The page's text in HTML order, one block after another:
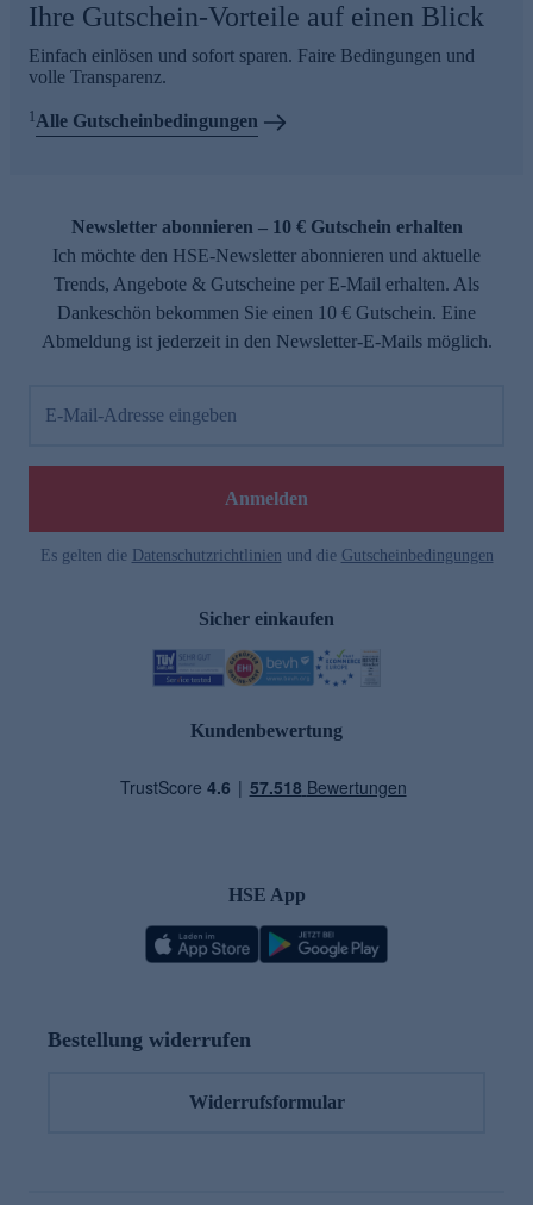
Ihre Gutschein-Vorteile auf einen Blick
Einfach einlösen und sofort sparen. Faire Bedingungen und
volle Transparenz.
1Alle Gutscheinbedingungen
Newsletter abonnieren – 10 € Gutschein erhalten
Ich möchte den HSE-Newsletter abonnieren und aktuelle
Trends, Angebote & Gutscheine per E-Mail erhalten. Als
Dankeschön bekommen Sie einen 10 € Gutschein. Eine
Abmeldung ist jederzeit in den Newsletter-E-Mails möglich.
E-Mail-Adresse eingeben
Anmelden
Es gelten die Datenschutzrichtlinien und die Gutscheinbedingungen
Sicher einkaufen
Kundenbewertung
HSE App
Bestellung widerrufen
Widerrufsformular